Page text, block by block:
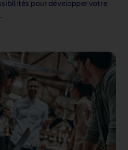
pour développer votre